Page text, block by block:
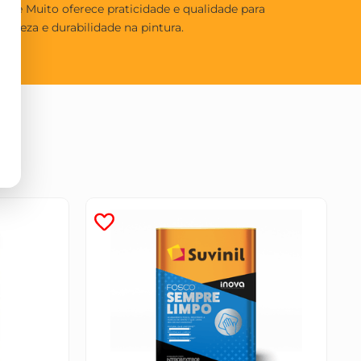
Muito oferece praticidade e qualidade para
e durabilidade na pintura.